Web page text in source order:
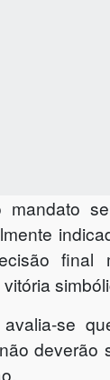
final
avalia-se
deverão